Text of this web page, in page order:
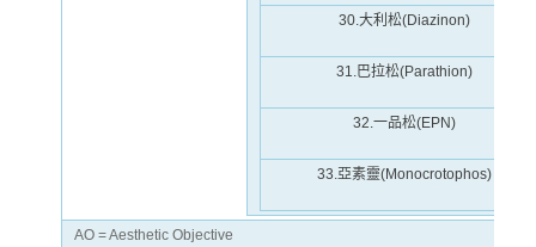
30.大利松(Diazinon)
31.巴拉松(Parathion)
32.一品松(EPN)
33.亞素靈(Monocrotophos)
AO = Aesthetic Objective